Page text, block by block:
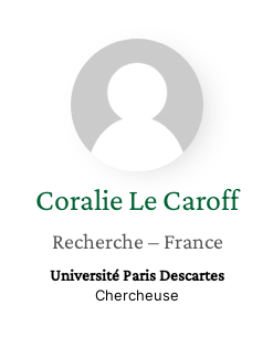
Coralie
Le
Caroff
CoralieLe Caroff
Recherche – France
Université Paris Descartes
Chercheuse